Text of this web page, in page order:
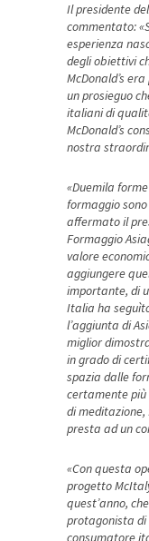
Il presidente
commentato:
esperienza
degli obiettivi
McDonald’s
un prosieguo
italiani di
McDonald’s
nostra
«Duemila
formaggio
affermato il
Formaggio
valore
aggiungere
importante, di
Italia ha
l’aggiunta di
miglior
in grado di
spazia dalle
certamente
di meditazione,
presta ad un
«Con questa
progetto
quest’anno,
protagonista
consumatore